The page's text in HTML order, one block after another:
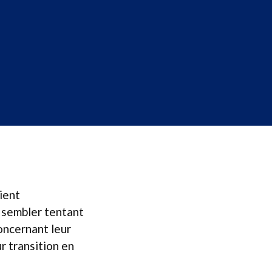
tentant
leur
transition en